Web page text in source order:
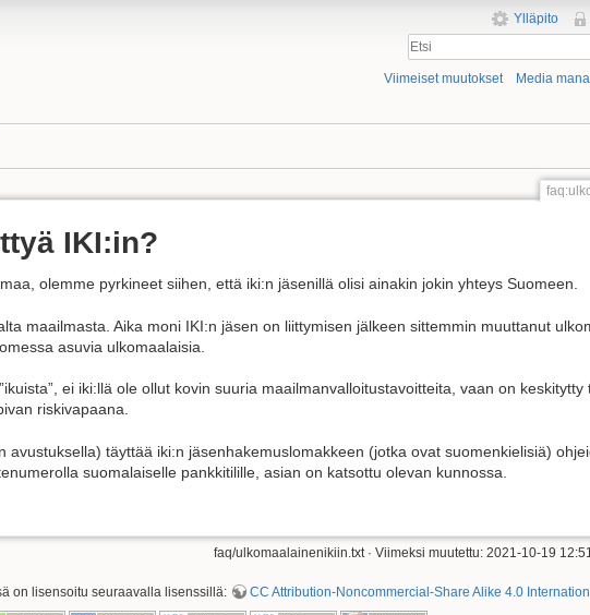
Ylläpito
Viimeiset muutokset Media
IKI:in?
olemme pyrkineet siihen, että iki:n jäsenillä olisi ainakin jokin yhteys Suomeen.
maailmasta. Aika moni IKI:n jäsen on liittymisen jälkeen sittemmin muuttanut
asuvia ulkomaalaisia.
ei iki:llä ole ollut kovin suuria maailmanvalloitustavoitteita, vaan on keskitytty
riskivapaana.
avustuksella) täyttää iki:n jäsenhakemuslomakkeen (jotka ovat suomenkielisiä)
suomalaiselle pankkitilille, asian on katsottu olevan kunnossa.
faq/ulkomaalainenikiin.txt · Viimeksi muutettu: 2021-10-19
on lisensoitu seuraavalla lisenssillä: CC Attribution-Noncommercial-Share Alike 4.0